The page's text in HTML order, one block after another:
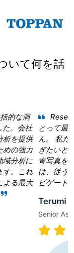
いて何を話
を選択したこと
あったと言っても
ポンプ市場」とい
した。しかし、当
とに戸惑いました
略を構築すること
立ちました。